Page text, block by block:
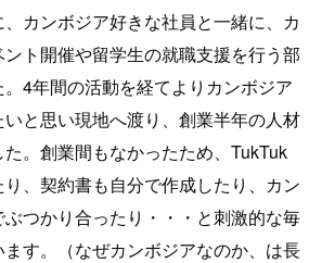
カンボジア好きな社員と一緒に、カ
ト開催や留学生の就職支援を行う部
4年間の活動を経てよりカンボジア
と思い現地へ渡り、創業半年の人材
。創業間もなかったため、TukTuk
、契約書も自分で作成したり、カン
つかり合ったり・・・と刺激的な毎
す。（なぜカンボジアなのか、は長